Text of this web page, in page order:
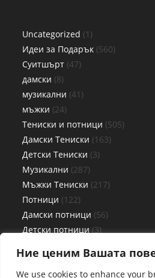
Ние ценим Вашата
We use cookies to enhance your
Uncategorized 1
Идеи за Подарък 560
Суитшърт 47
дамски 8
музикални 41
мъжки 24
Тениски и потници 505
Дамски Тениски 163
Детски Тениски 3
Музикални 287
Мъжки Тениски 217
Потници 122
Дамски потници 56
Детски потници 3
Чаши 27